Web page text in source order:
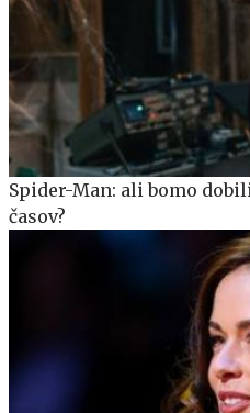
Spider-Man: ali bomo
časov?